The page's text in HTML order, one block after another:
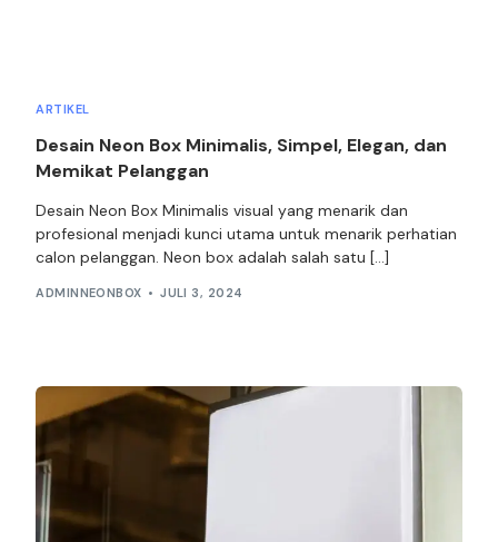
ARTIKEL
Desain Neon Box Minimalis, Simpel, Elegan, dan
Memikat Pelanggan
Desain Neon Box Minimalis visual yang menarik dan
profesional menjadi kunci utama untuk menarik perhatian
calon pelanggan. Neon box adalah salah satu […]
ADMINNEONBOX JULI 3, 2024